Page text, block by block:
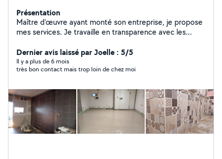
Présentation
Maître d'œuvre ayant monté son entreprise, je propose
mes services. Je travaille en transparence avec les
Dernier avis laissé par Joelle : 5/5
Il y a plus de 6 mois
très bon contact mais trop loin de chez moi